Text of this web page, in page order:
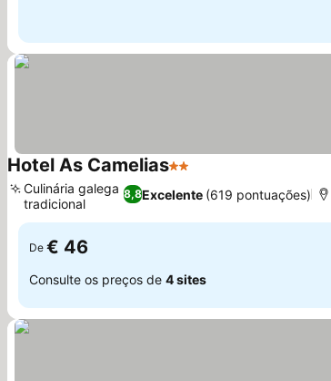
Hotel As Camelias2 Estrelas
8,8Excelente (619 pontuações)
Culinária galega
tradicional
De € 46
Consulte os preços de 4 sites